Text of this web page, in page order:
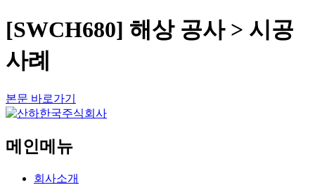
[SWCH680] 해상 공사 > 시공
사례
본문 바로가기
메인메뉴
회사소개